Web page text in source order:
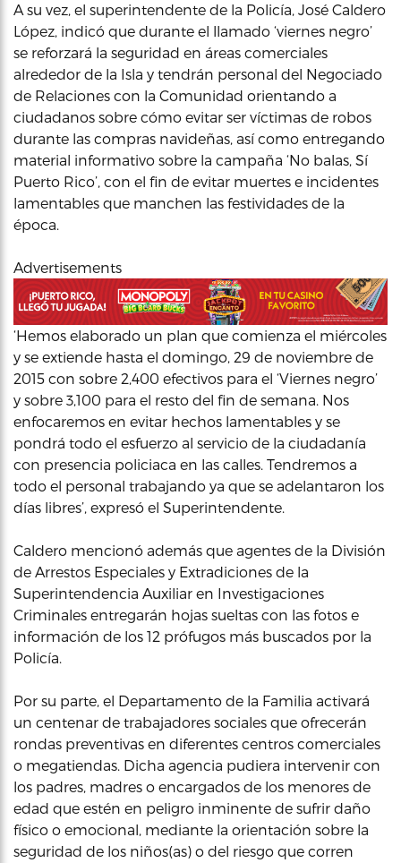
A su vez, el superintendente de la Policía, José Caldero
López, indicó que durante el llamado ‘viernes negro’
se reforzará la seguridad en áreas comerciales
alrededor de la Isla y tendrán personal del Negociado
de Relaciones con la Comunidad orientando a
ciudadanos sobre cómo evitar ser víctimas de robos
durante las compras navideñas, así como entregando
material informativo sobre la campaña ‘No balas, Sí
Puerto Rico’, con el fin de evitar muertes e incidentes
lamentables que manchen las festividades de la
época.
Advertisements
‘Hemos elaborado un plan que comienza el miércoles
y se extiende hasta el domingo, 29 de noviembre de
2015 con sobre 2,400 efectivos para el ‘Viernes negro’
y sobre 3,100 para el resto del fin de semana. Nos
enfocaremos en evitar hechos lamentables y se
pondrá todo el esfuerzo al servicio de la ciudadanía
con presencia policiaca en las calles. Tendremos a
todo el personal trabajando ya que se adelantaron los
días libres’, expresó el Superintendente.
Caldero mencionó además que agentes de la División
de Arrestos Especiales y Extradiciones de la
Superintendencia Auxiliar en Investigaciones
Criminales entregarán hojas sueltas con las fotos e
información de los 12 prófugos más buscados por la
Policía.
Por su parte, el Departamento de la Familia activará
un centenar de trabajadores sociales que ofrecerán
rondas preventivas en diferentes centros comerciales
o megatiendas. Dicha agencia pudiera intervenir con
los padres, madres o encargados de los menores de
edad que estén en peligro inminente de sufrir daño
físico o emocional, mediante la orientación sobre la
seguridad de los niños(as) o del riesgo que corren